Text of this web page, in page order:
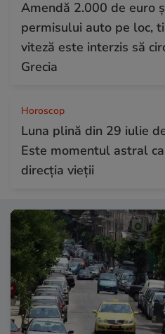
Amendă 2.000 de euro
permisului auto pe loc,
viteză este interzis să
Grecia
Horoscop
Luna plină din 29 iulie
Este momentul astral
direcția vieții